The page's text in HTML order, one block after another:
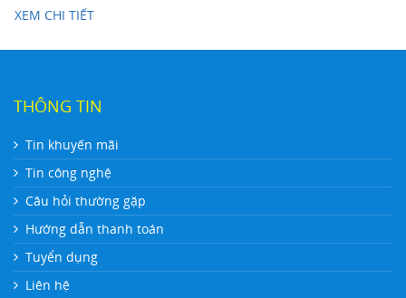
XEM CHI TIẾT
THÔNG TIN
Tin khuyến mãi
Tin công nghệ
Câu hỏi thường gặp
Hướng dẫn thanh toán
Tuyển dụng
Liên hệ